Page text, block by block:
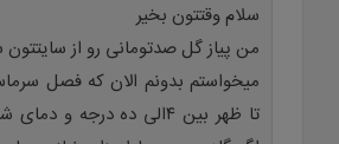
سلام وقتتون بخیر
من پیاز گل صدتومانی رو از
میخواستم بدونم الان که فصل
تا ظهر بین ۴الی ده درجه